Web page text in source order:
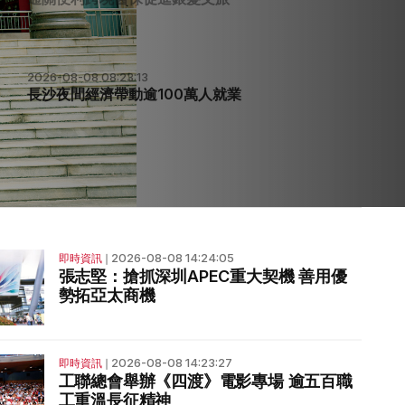
2026-08-01 07:44:41
電信法研設網絡及服務兩種牌照
即時資訊❘ 2026-08-08 14:24:05
張志堅：搶抓深圳APEC重大契機 善用優
勢拓亞太商機
即時資訊❘ 2026-08-08 14:23:27
工聯總會舉辦《四渡》電影專場 逾五百職
工重溫長征精神